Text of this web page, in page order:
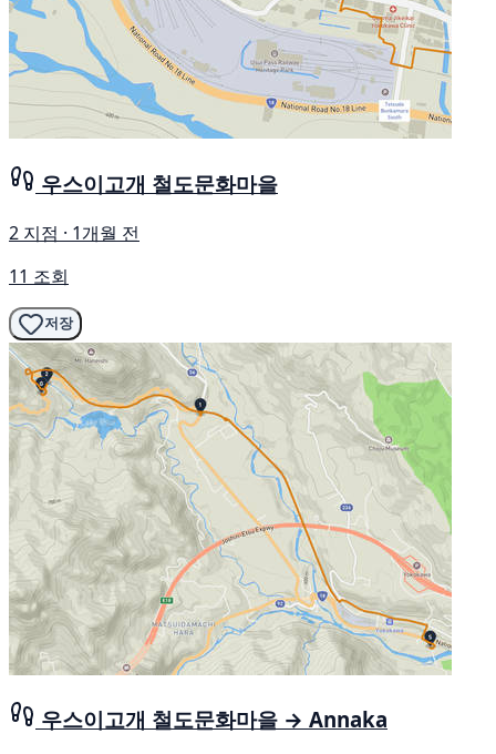
우스이고개 철도문화마을
2 지점 · 1개월 전
11 조회
저장
우스이고개 철도문화마을 → Annaka